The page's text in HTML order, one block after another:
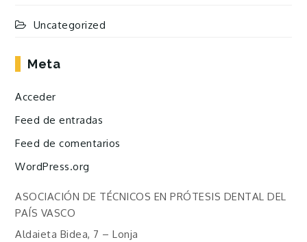
Uncategorized
Meta
Acceder
Feed de entradas
Feed de comentarios
WordPress.org
ASOCIACIÓN DE TÉCNICOS EN PRÓTESIS DENTAL DEL
PAÍS VASCO
Aldaieta Bidea, 7 – Lonja